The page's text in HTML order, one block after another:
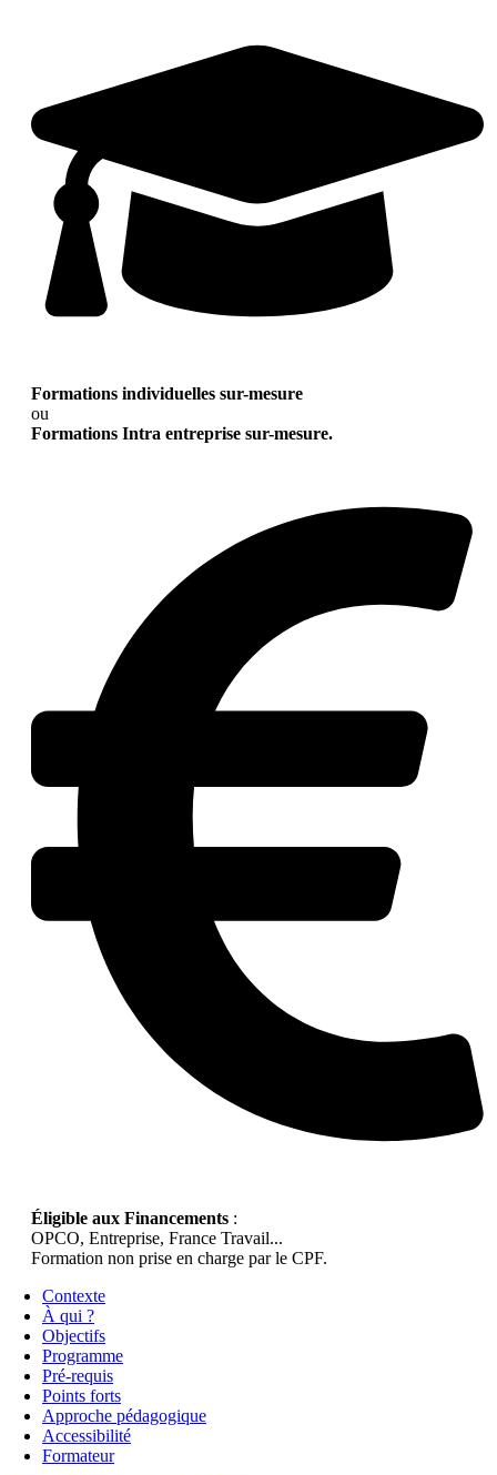
Formations individuelles sur-mesure
ou
Formations Intra entreprise sur-mesure.
Éligible aux Financements :
OPCO, Entreprise, France Travail...
Formation non prise en charge par le CPF.
Contexte
À qui ?
Objectifs
Programme
Pré-requis
Points forts
Approche pédagogique
Accessibilité
Formateur